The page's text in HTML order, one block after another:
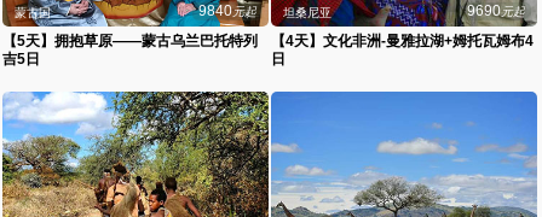
9840元起
蒙古国
【5天】拥抱草原——蒙古乌兰巴托特列
吉5日
9690元起
坦桑尼亚
【4天】文化非洲-曼雅拉湖+姆托瓦姆布4
日